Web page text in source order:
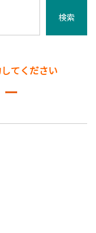
てください